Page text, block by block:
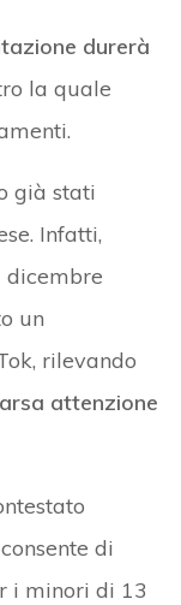
durerà
la quale
già stati
Infatti,
dicembre
un
rilevando
attenzione
di
i minori di 13